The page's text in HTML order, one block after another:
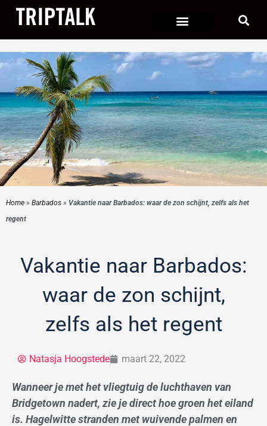
de
inhoud
Home » Barbados » Vakantie naar Barbados: waar de zon schijnt, zelfs als het
regent
Vakantie naar Barbados:
waar de zon schijnt,
zelfs als het regent
Natasja Hoogstede maart 22, 2022
Wanneer je met het vliegtuig de luchthaven van
Bridgetown nadert, zie je direct hoe groen het eiland
is. Hagelwitte stranden met wuivende palmen en